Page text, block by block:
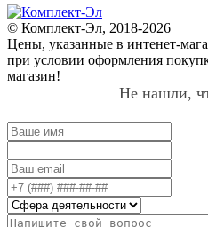
© Комплект-Эл, 2018-2026
Цены, указанные в интенет-
при условии оформления
магазин!
Не нашли,